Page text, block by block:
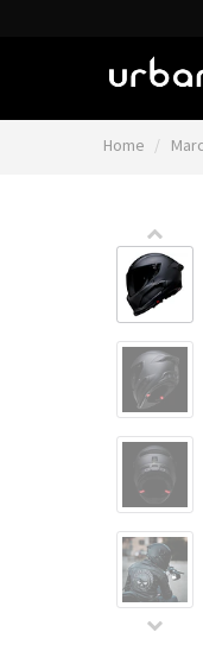
Home